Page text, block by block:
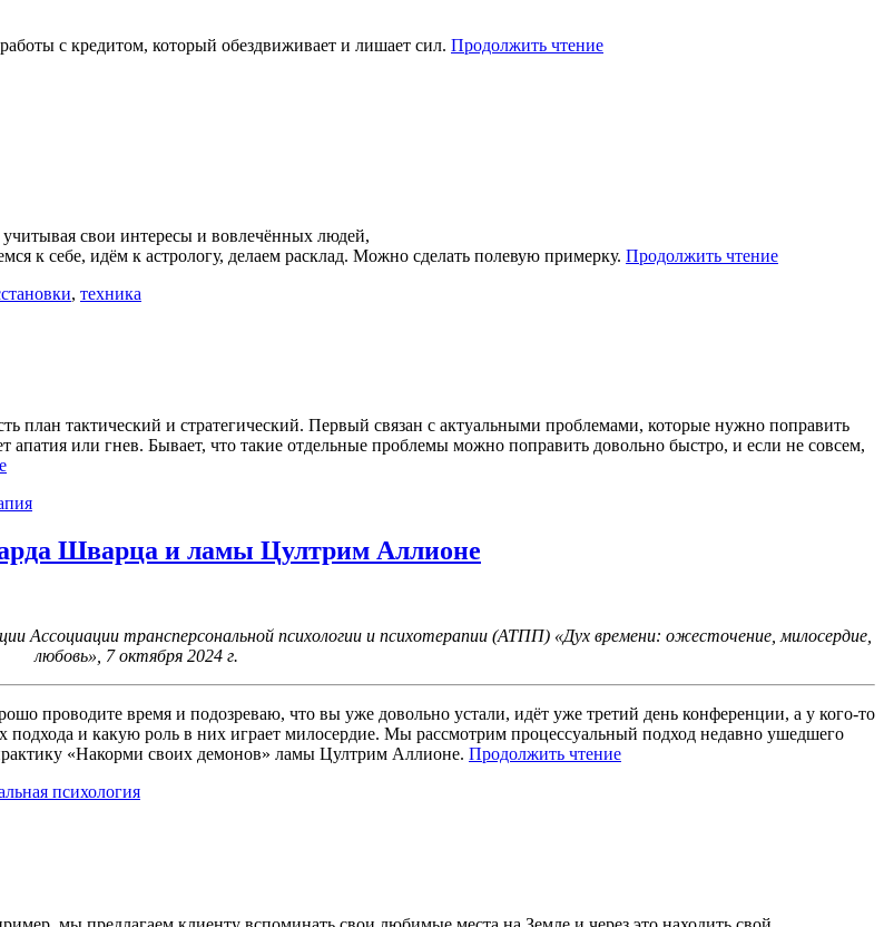
с кредитом, который обездвиживает и лишает сил. Продолжить чтение«Упражнение
свои интересы и вовлечённых людей,
к себе, идём к астрологу, делаем расклад. Можно сделать полевую примерку. Продолжить чтение«Полевая
, техника
план тактический и стратегический. Первый связан с актуальными проблемами, которые нужно поправить
апатия или гнев. Бывает, что такие отдельные проблемы можно поправить довольно быстро, и если не совсем,
«План
Шварца и ламы Цултрим Аллионе
Ассоциации трансперсональной психологии и психотерапии (АТПП) «Дух времени: ожесточение, милосердие,
любовь», 7 октября 2024 г.
проводите время и подозреваю, что вы уже довольно устали, идёт уже третий день конференции, а у кого-то
и какую роль в них играет милосердие. Мы рассмотрим процессуальный подход недавно ушедшего
«Накорми своих демонов» ламы Цултрим Аллионе. Продолжить чтение«Милосердие
психология